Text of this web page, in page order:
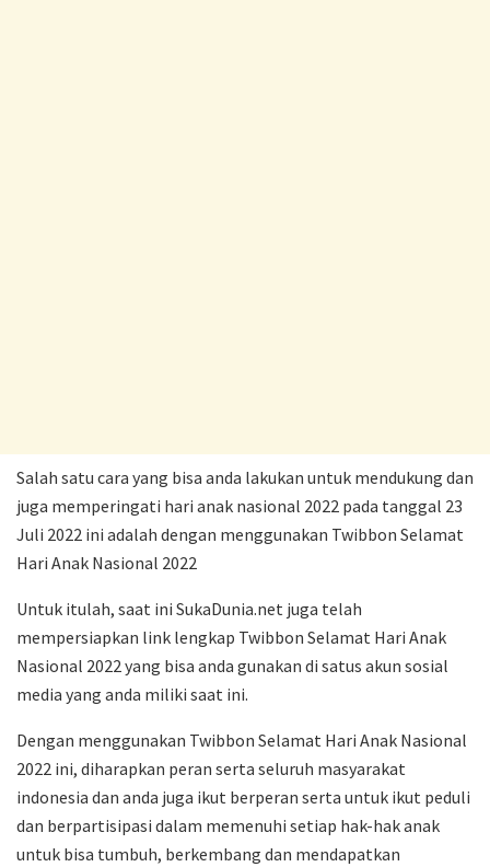
Salah satu cara yang bisa anda lakukan untuk mendukung dan
juga memperingati hari anak nasional 2022 pada tanggal 23
Juli 2022 ini adalah dengan menggunakan Twibbon Selamat
Hari Anak Nasional 2022
Untuk itulah, saat ini SukaDunia.net juga telah
mempersiapkan link lengkap Twibbon Selamat Hari Anak
Nasional 2022 yang bisa anda gunakan di satus akun sosial
media yang anda miliki saat ini.
Dengan menggunakan Twibbon Selamat Hari Anak Nasional
2022 ini, diharapkan peran serta seluruh masyarakat
indonesia dan anda juga ikut berperan serta untuk ikut peduli
dan berpartisipasi dalam memenuhi setiap hak-hak anak
untuk bisa tumbuh, berkembang dan mendapatkan